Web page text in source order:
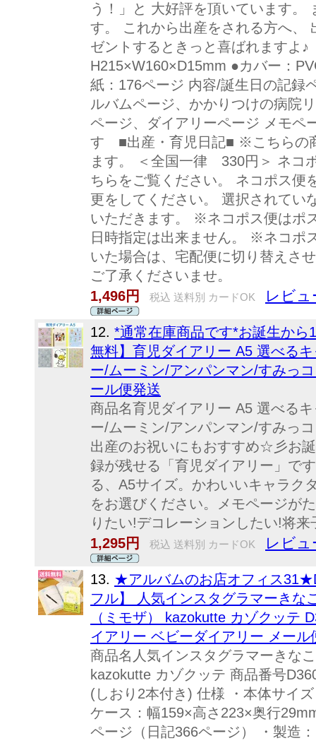
う！」と 大好評を頂いています。
す。 これから出産をされる方へ、
ゼントするときっと喜ばれますよ
H215×W160×D15mm ●カバー：
紙：176ページ 内容/誕生日の記録
ルバムページ、かかりつけの病院
ページ、ダイアリーページ メモペ
す ■出産・育児日記■ ※こちらの
ます。 ＜全国一律 330円＞ ネコ
ちらをご覧ください。 ネコポス便
更をしてください。 選択されてい
いただきます。 ※ネコポス便はポ
日時指定は出来ません。 ※ネコポ
いた場合は、宅配便に切り替えさ
ご了承くださいませ。
1,496円
税込 送料別 カードOK レビュ
12. *通常在庫商品です*お誕生か
無料】育児ダイアリー A5 選べる
ー/ムーミン/アンパンマン/すみっ
ール便発送
商品名育児ダイアリー A5 選べる
ー/ムーミン/アンパンマン/すみっ
出産のお祝いにもおすすめ☆彡お
録が残せる「育児ダイアリー」で
る、A5サイズ。かわいいキャラク
をお選びください。メモページが
りたい!デコレーションしたい!将
1,295円
税込 送料別 カードOK レビュ
13. ★アルバムのお店オフィス
フル】 人気インスタグラマーきな
（ミモザ） kazokutte カゾクッテ
イアリー ベビーダイアリー メール
商品名人気インスタグラマーきな
kazokutte カゾクッテ 商品番号
(しおり2本付き) 仕様 ・本体サイ
ケース：幅159×高さ223×奥行
ページ（日記366ページ） ・製造